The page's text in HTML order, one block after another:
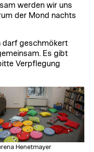
werden wir uns
der Mond nachts
darf geschmökert
Es gibt
Verpflegung
Henetmayer